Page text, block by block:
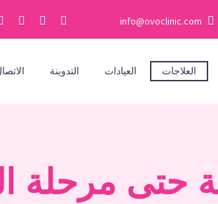
info@ovoclinic.com
العلاجات العيادات التدوينة
حتى مرحلة